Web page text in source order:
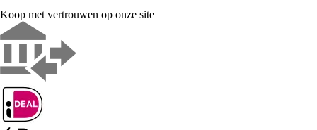
Koop met vertrouwen op onze site